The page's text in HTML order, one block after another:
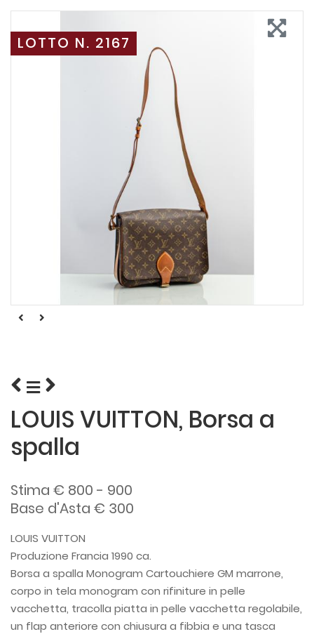
LOTTO N. 2167
LOUIS VUITTON, Borsa a
spalla
Stima € 800 - 900
Base d'Asta € 300
LOUIS VUITTON
Produzione Francia 1990 ca.
Borsa a spalla Monogram Cartouchiere GM marrone,
corpo in tela monogram con rifiniture in pelle
vacchetta, tracolla piatta in pelle vacchetta regolabile,
un flap anteriore con chiusura a fibbia e una tasca